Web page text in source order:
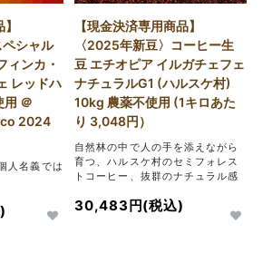
ペシャル
ィンカ・
レッドハ
＠
2024
人名義では
【現金決済専用商品】
〈2025年新豆〉コーヒー生
豆 エチオピア イルガチェフェ
ナチュラルG1 (ハルスケ村)
10kg 農薬不使用 (1キロあた
り 3,048円）
自然林の中で人の手を添えながら
育つ、ハルスケ村のセミフォレス
トコーヒー、抜群のナチュラル感
30,483円(税込)